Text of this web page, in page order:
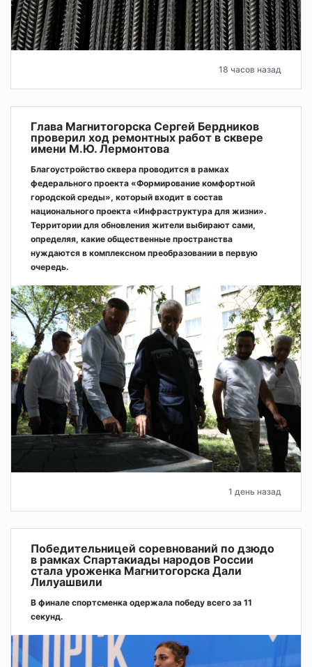
18 часов назад
Глава Магнитогорска Сергей Бердников
проверил ход ремонтных работ в сквере
имени М.Ю. Лермонтова
Благоустройство сквера проводится в рамках
федерального проекта «Формирование комфортной
городской среды», который входит в состав
национального проекта «Инфраструктура для жизни».
Территории для обновления жители выбирают сами,
определяя, какие общественные пространства
нуждаются в комплексном преобразовании в первую
очередь.
1 день назад
Победительницей соревнований по дзюдо
в рамках Спартакиады народов России
стала уроженка Магнитогорска Дали
Лилуашвили
В финале спортсменка одержала победу всего за 11
секунд.